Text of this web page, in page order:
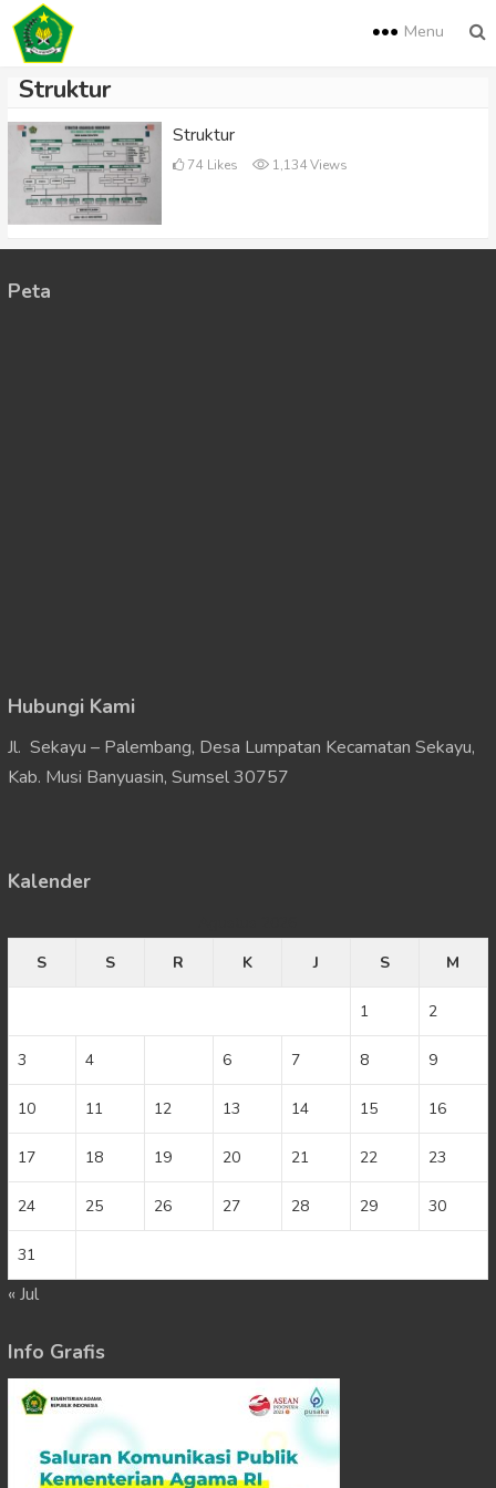
Menu
Struktur
Struktur
74 Likes 1,134 Views
Peta
Hubungi Kami
Jl. Sekayu – Palembang, Desa Lumpatan Kecamatan Sekayu,
Kab. Musi Banyuasin, Sumsel 30757
Kalender
S
S R K J S M
1 2
3 4 6 7 8 9
10 11 12 13 14 15 16
17 18 19 20 21 22 23
24 25 26 27 28 29 30
31
« Jul
Info Grafis